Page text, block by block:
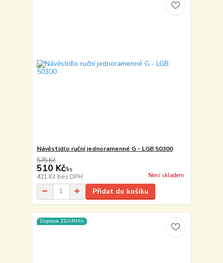
Návěstidlo ruční jednoramenné G - LGB 50300
575 Kč
510 Kč/ks
421 Kč bez DPH Není skladem
Přidat do košíku
Doprava ZDARMA